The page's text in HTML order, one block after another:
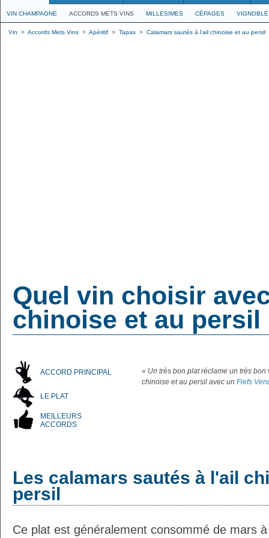
VIN CHAMPAGNE ACCORDS METS VINS MILLESIMES CÉPAGES
Vin > Accords Mets Vins > Apéritif > Tapas > Calamars sautés à l'ail chinoise et au persil
Quel vin choisir
chinoise et au persil
ACCORD PRINCIPAL
LE PLAT
MEILLEURS
ACCORDS
« Un très bon plat réclame un très
chinoise et au persil avec un Fiefs
Les calamars sautés à l'ail
persil
Ce plat est généralement consommé de mars